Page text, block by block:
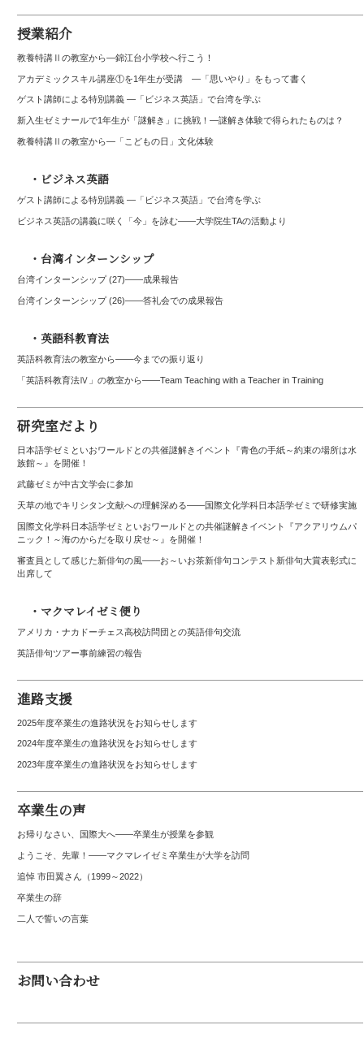
授業紹介
教養特講Ⅱの教室から―錦江台小学校へ行こう！
アカデミックスキル講座①を1年生が受講 ―「思いやり」をもって書く
ゲスト講師による特別講義 ―「ビジネス英語」で台湾を学ぶ
新入生ゼミナールで1年生が「謎解き」に挑戦！―謎解き体験で得られたものは？
教養特講Ⅱの教室から―「こどもの日」文化体験
・ビジネス英語
ゲスト講師による特別講義 ―「ビジネス英語」で台湾を学ぶ
ビジネス英語の講義に咲く「今」を詠む――大学院生TAの活動より
・台湾インターンシップ
台湾インターンシップ (27)——成果報告
台湾インターンシップ (26)――答礼会での成果報告
・英語科教育法
英語科教育法の教室から——今までの振り返り
「英語科教育法Ⅳ」の教室から――Team Teaching with a Teacher in Training
研究室だより
日本語学ゼミといおワールドとの共催謎解きイベント『青色の手紙～約束の場所は水
族館～』を開催！
武藤ゼミが中古文学会に参加
天草の地でキリシタン文献への理解深める――国際文化学科日本語学ゼミで研修実施
国際文化学科日本語学ゼミといおワールドとの共催謎解きイベント『アクアリウムパ
ニック！～海のからだを取り戻せ～』を開催！
審査員として感じた新俳句の風――お～いお茶新俳句コンテスト新俳句大賞表彰式に
出席して
・マクマレイゼミ便り
アメリカ・ナカドーチェス高校訪問団との英語俳句交流
英語俳句ツアー事前練習の報告
進路支援
2025年度卒業生の進路状況をお知らせします
2024年度卒業生の進路状況をお知らせします
2023年度卒業生の進路状況をお知らせします
卒業生の声
お帰りなさい、国際大へ――卒業生が授業を参観
ようこそ、先輩！――マクマレイゼミ卒業生が大学を訪問
追悼 市田翼さん（1999～2022）
卒業生の辞
二人で誓いの言葉
お問い合わせ